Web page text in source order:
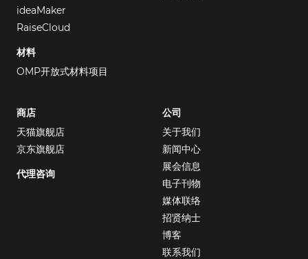
ideaMaker
RaiseCloud
材料
OMP开放式材料项目
商店
天猫旗舰店
京东旗舰店
代理咨询
公司
关于我们
新闻中心
展会信息
电子刊物
媒体联络
招贤纳士
博客
联系我们